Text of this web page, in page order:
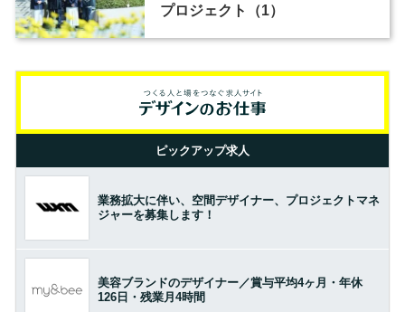
プロジェクト（1）
ピックアップ求人
業務拡大に伴い、空間デザイナー、プロジェクトマネ
ジャーを募集します！
美容ブランドのデザイナー／賞与平均4ヶ月・年休
126日・残業月4時間